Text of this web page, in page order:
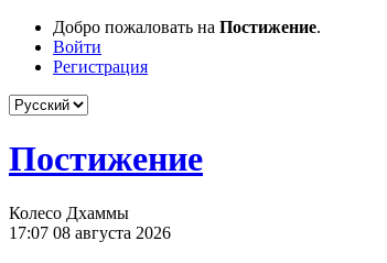
Добро пожаловать на Постижение.
Войти
Регистрация
Постижение
Колесо Дхаммы
17:07 08 августа 2026